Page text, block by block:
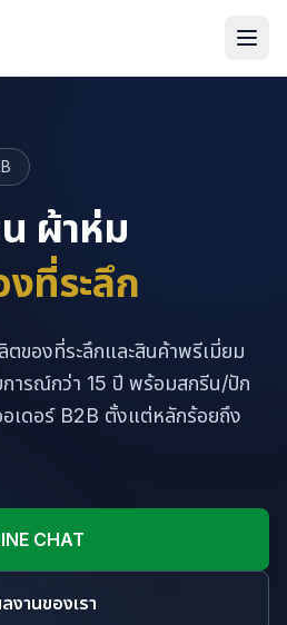
ผ้าห่ม
ที่ระลึก
ของที่ระลึกและสินค้าพรีเมี่ยม
การณ์กว่า 15 ปี พร้อมสกรีน/ปัก
เดอร์ B2B ตั้งแต่หลักร้อยถึง
CHAT
งานของเรา